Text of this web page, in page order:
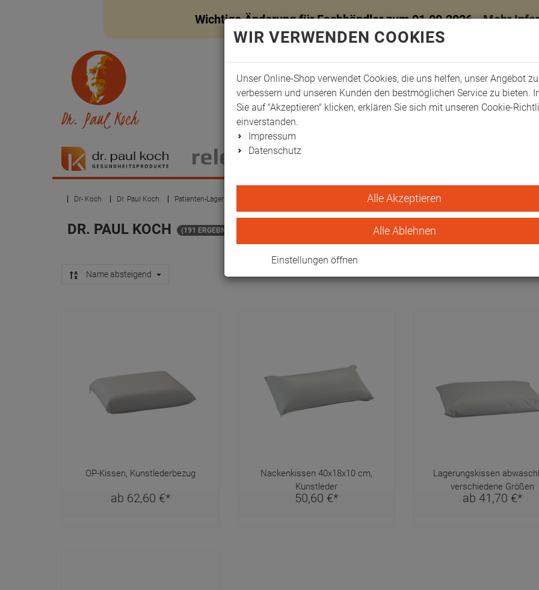
Wichtige Änderung für Fachhändler zum 01.09.2026 -Mehr
Dr- Koch Dr. Paul Koch Patienten-Lagerung
DR. PAUL KOCH (191 ERGEBNISSE)
Name absteigend
OP-Kissen, Kunstlederbezug
ab 62,60 €*
Nackenkissen 40x18x10 cm,
Kunstleder
50,60 €*
Lagerungskissen
verschiedene Größen
ab 41,70 €*
WIR VERWENDEN COOKIES
Unser Online-Shop verwendet Cookies, die uns helfen, unser Angebot zu
verbessern und unseren Kunden den bestmöglichen Service zu bieten.
Sie auf "Akzeptieren" klicken, erklären Sie sich mit unseren Cookie-
einverstanden.
Impressum
Datenschutz
Alle Akzeptieren
Alle Ablehnen
Einstellungen öffnen